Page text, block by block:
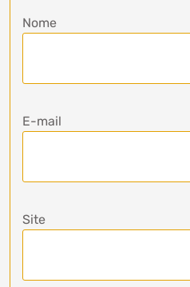
Nome
E-mail
Site